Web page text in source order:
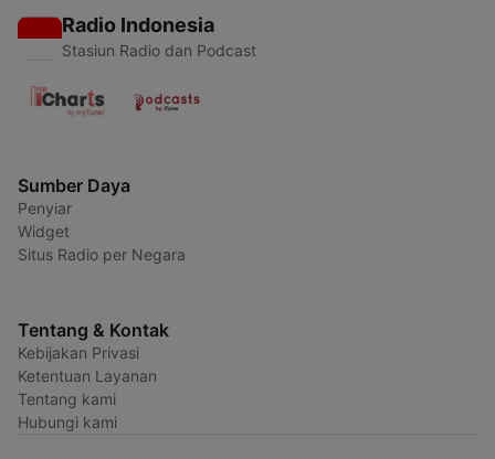
Radio Indonesia
Stasiun Radio dan Podcast
Sumber Daya
Penyiar
Widget
Situs Radio per Negara
Tentang & Kontak
Kebijakan Privasi
Ketentuan Layanan
Tentang kami
Hubungi kami